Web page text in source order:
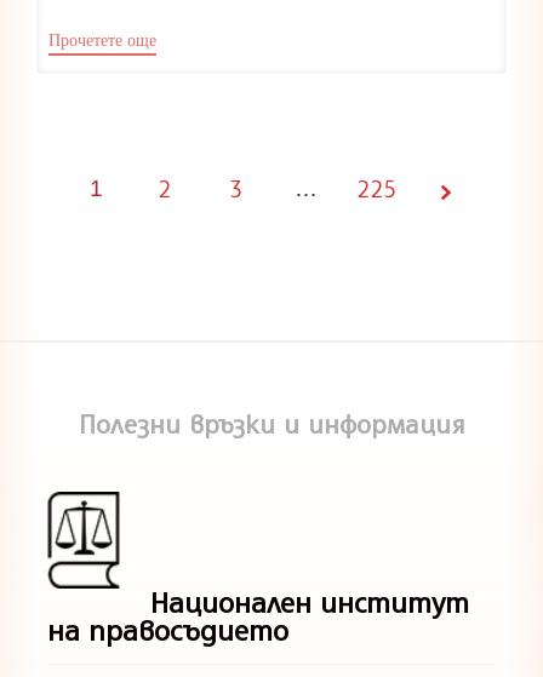
Прочетете още
Page
1 2 3 … 225
Полезни връзки и информация
Национален институт
на правосъдието